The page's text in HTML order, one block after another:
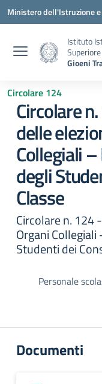
Vai ai contenuti
Vai al menu di navigazione
Vai al footer
Ministero dell'Istruzione
Istituto
Superiore
Gioeni
Circolare 124
Circolare
delle
Collegiali
degli
Classe
Circolare n. 124
Organi
Studenti dei
Personale
Documenti